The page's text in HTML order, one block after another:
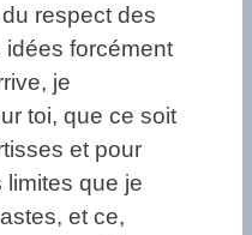
respect des
forcément
je
toi, que ce soit
et pour
que je
et ce,